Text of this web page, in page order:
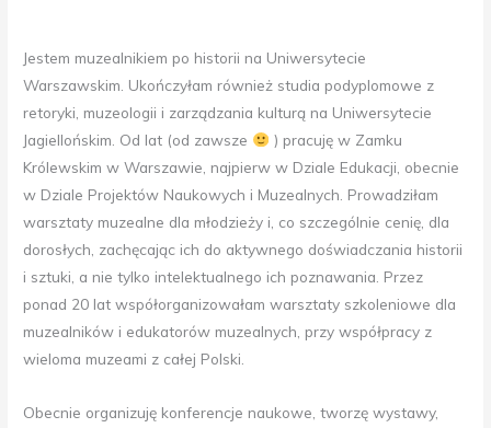
Jestem muzealnikiem po historii na Uniwersytecie
Warszawskim. Ukończyłam również studia podyplomowe z
retoryki, muzeologii i zarządzania kulturą na Uniwersytecie
Jagiellońskim. Od lat (od zawsze
) pracuję w Zamku
Królewskim w Warszawie, najpierw w Dziale Edukacji, obecnie
w Dziale Projektów Naukowych i Muzealnych. Prowadziłam
warsztaty muzealne dla młodzieży i, co szczególnie cenię, dla
dorosłych, zachęcając ich do aktywnego doświadczania historii
i sztuki, a nie tylko intelektualnego ich poznawania. Przez
ponad 20 lat współorganizowałam warsztaty szkoleniowe dla
muzealników i edukatorów muzealnych, przy współpracy z
wieloma muzeami z całej Polski.
Obecnie organizuję konferencje naukowe, tworzę wystawy,